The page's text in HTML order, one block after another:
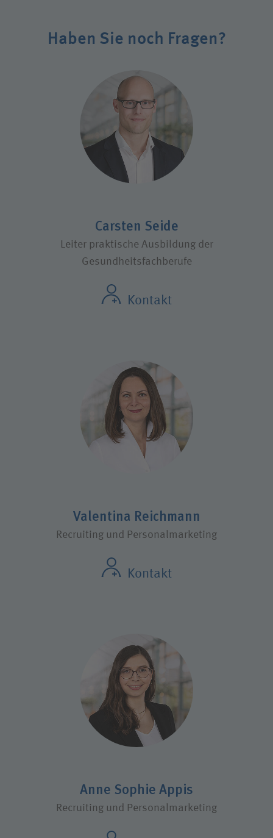
Haben Sie noch Fragen?
Carsten Seide
Leiter praktische Ausbildung der
Gesundheitsfachberufe
Kontakt
Valentina Reichmann
Recruiting und Personalmarketing
Kontakt
Anne Sophie Appis
Recruiting und Personalmarketing